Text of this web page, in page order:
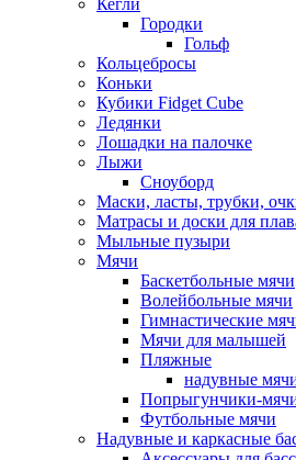
Кегли
Городки
Гольф
Кольцебросы
Коньки
Кубики Fidget Cube
Ледянки
Лошадки на палочке
Лыжи
Сноуборд
Маски, ласты, трубки,
Матрасы и доски для
Мыльные пузыри
Мячи
Баскетбольные мячи
Волейбольные мячи
Гимнастические
Мячи для малышей
Пляжные
надувные
Попрыгунчики-
Футбольные мячи
Надувные и каркасные